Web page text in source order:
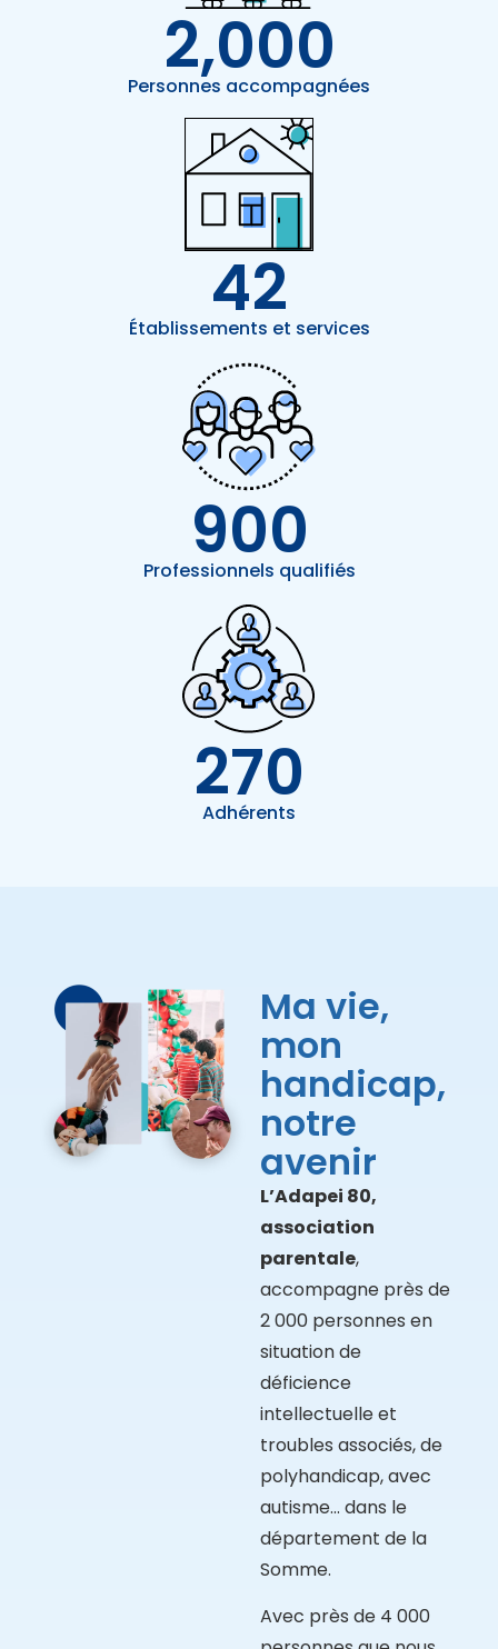
Personnes accompagnées
2,000
Établissements et services
42
Professionnels qualifiés
900
Adhérents
270
Ma vie,
mon
handicap,
notre
avenir
L’Adapei 80,
association
parentale,
accompagne près de
2 000 personnes en
situation de
déficience
intellectuelle et
troubles associés, de
polyhandicap, avec
autisme… dans le
département de la
Somme.
Avec près de 4 000